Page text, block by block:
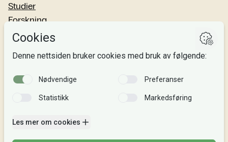
Studier
Forskning
Om oss
Si fra!
Følg oss